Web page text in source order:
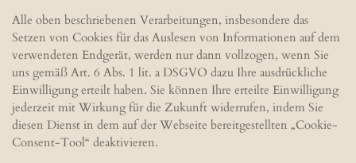
Alle oben beschriebenen Verarbeitungen, insbesondere das
Setzen von Cookies für das Auslesen von Informationen auf dem
verwendeten Endgerät, werden nur dann vollzogen, wenn Sie
uns gemäß Art. 6 Abs. 1 lit. a DSGVO dazu Ihre ausdrückliche
Einwilligung erteilt haben. Sie können Ihre erteilte Einwilligung
jederzeit mit Wirkung für die Zukunft widerrufen, indem Sie
diesen Dienst in dem auf der Webseite bereitgestellten „Cookie-
Consent-Tool“ deaktivieren.